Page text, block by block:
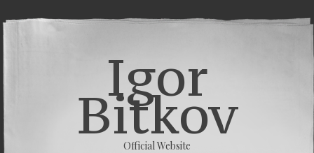
Igor
Bitkov
Official Website